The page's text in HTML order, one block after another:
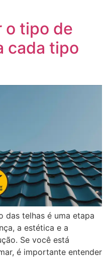
o tipo de
cada tipo
das telhas é uma etapa
a estética e a
Se você está
é importante entender